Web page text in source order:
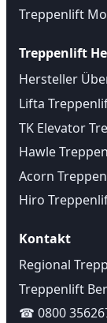
Treppenlift
Treppenlift
Hersteller
Lifta
TK Elevator
Hawle
Acorn
Hiro
Kontakt
Regional
Treppenlift
☎ 0800